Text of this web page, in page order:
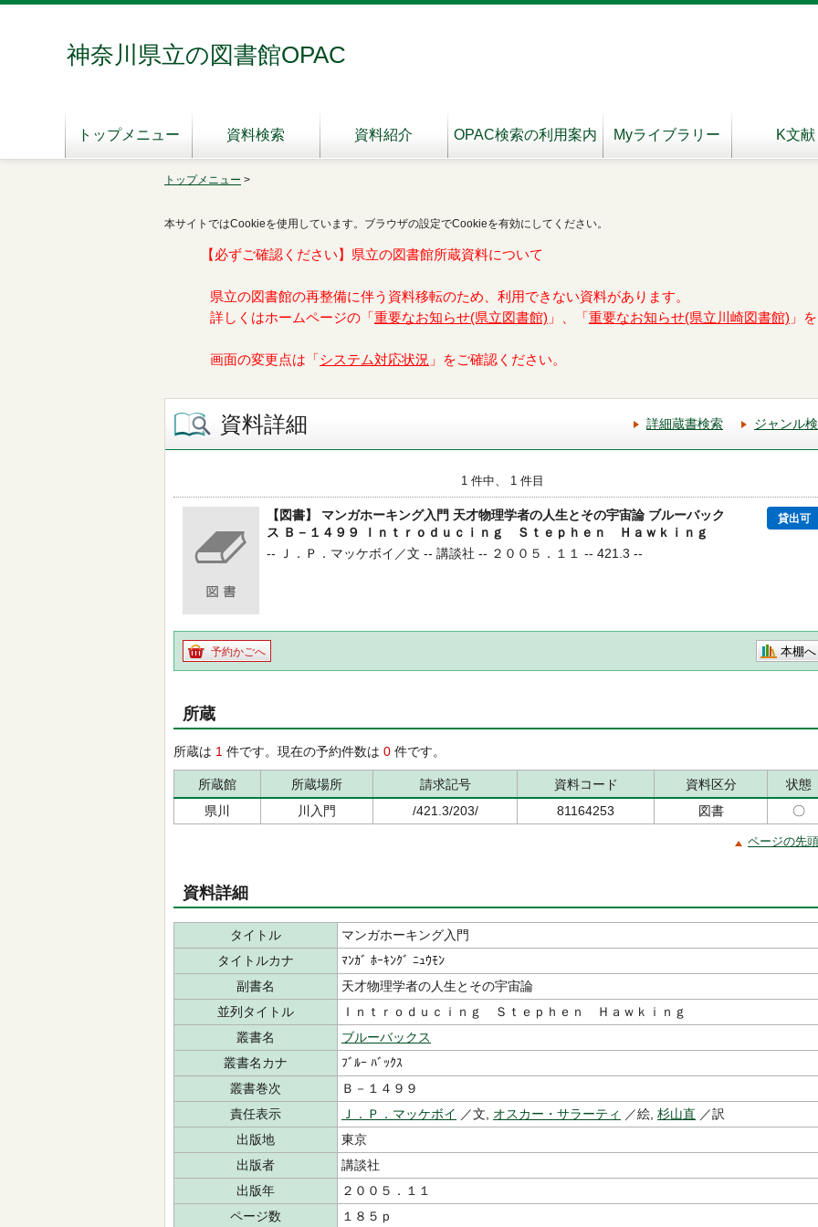
神奈川県立の図書館OPAC
トップメニュー 資料検索 資料紹介 OPAC検索の利用案内 Myライブラリー K文献
トップメニュー >
本サイトではCookieを使用しています。ブラウザの設定でCookieを有効にしてください。
【必ずご確認ください】県立の図書館所蔵資料について
県立の図書館の再整備に伴う資料移転のため、利用できない資料があります。
詳しくはホームページの「 重要なお知らせ(県立図書館) 」、「 重要なお知らせ(県立川崎図書館) 」
画面の変更点は「 システム対応状況 」をご確認ください。
資料詳細 詳細蔵書検索 ジャンル
1 件中、 1 件目
【図書】 マンガホーキング入門 天才物理学者の人生とその宇宙論 ブルーバック
ス Ｂ－１４９９ Ｉｎｔｒｏｄｕｃｉｎｇ Ｓｔｅｐｈｅｎ Ｈａｗｋｉｎｇ
貸出可
-- Ｊ．Ｐ．マッケボイ／文 -- 講談社 -- ２００５．１１ -- 421.3 --
予約かごへ 本棚へ
所蔵
所蔵は 1 件です。現在の予約件数は 0 件です。
所蔵館 所蔵場所 請求記号 資料コード 資料区分
状態
県川
川入門 /421.3/203/ 81164253 図書 〇
ページの先
資料詳細
タイトル
マンガホーキング入門
タイトルカナ
ﾏﾝｶﾞ ﾎｰｷﾝｸﾞ ﾆｭｳﾓﾝ
副書名
天才物理学者の人生とその宇宙論
並列タイトル
Ｉｎｔｒｏｄｕｃｉｎｇ Ｓｔｅｐｈｅｎ Ｈａｗｋｉｎｇ
叢書名
ブルーバックス
叢書名カナ
ﾌﾞﾙｰ ﾊﾞｯｸｽ
叢書巻次
Ｂ－１４９９
責任表示
Ｊ．Ｐ．マッケボイ ／文, オスカー・サラーティ ／絵, 杉山直 ／訳
出版地
東京
出版者
講談社
出版年
２００５．１１
ページ数
１８５ｐ